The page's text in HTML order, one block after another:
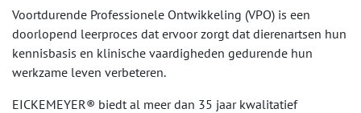
Voortdurende Professionele Ontwikkeling (VPO) is een
doorlopend leerproces dat ervoor zorgt dat dierenartsen hun
kennisbasis en klinische vaardigheden gedurende hun
werkzame leven verbeteren.
EICKEMEYER® biedt al meer dan 35 jaar kwalitatief